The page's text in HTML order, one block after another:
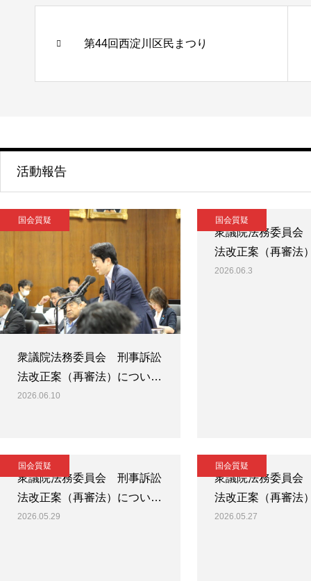
第44回西淀川区民まつり
活動報告
国会質疑
衆議院法務委員会 刑事訴訟
法改正案（再審法）につい…
2026.06.10
国会質疑
衆議院法務委員
法改正案（再審法
2026.06.3
国会質疑
衆議院法務委員会 刑事訴訟
法改正案（再審法）につい…
2026.05.29
国会質疑
衆議院法務委員
法改正案（再審法
2026.05.27